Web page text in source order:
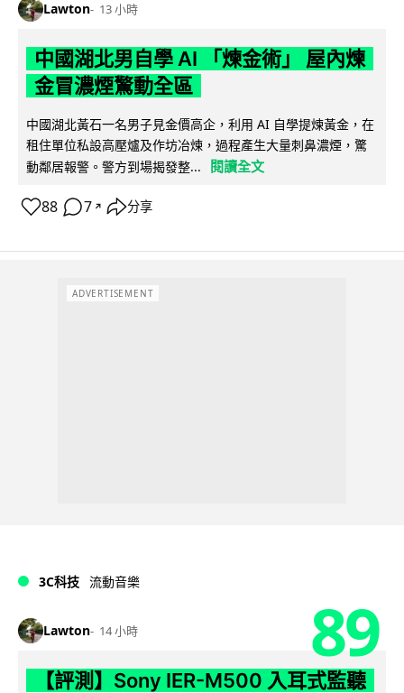
Lawton 13 小時
中國湖北男自學 AI 「煉金術」 屋內煉
金冒濃煙驚動全區
中國湖北黃石一名男子見金價高企，利用 AI 自學提煉黃金，在
租住單位私設高壓爐及作坊冶煉，過程產生大量刺鼻濃煙，驚
動鄰居報警。警方到場揭發整...
閱讀全文
88 7 ↗ 分享
ADVERTISEMENT
3C科技 流動音樂
Lawton 14 小時 89
【評測】Sony IER-M500 入耳式監聽